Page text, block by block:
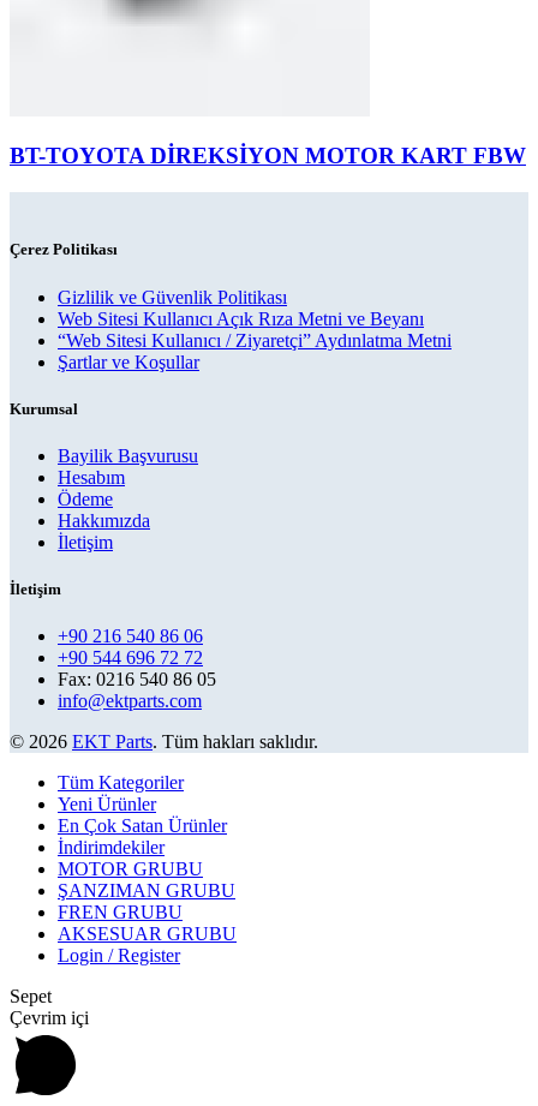
BT-TOYOTA DİREKSİYON MOTOR KART FBW
Çerez Politikası
Gizlilik ve Güvenlik Politikası
Web Sitesi Kullanıcı Açık Rıza Metni ve Beyanı
“Web Sitesi Kullanıcı / Ziyaretçi” Aydınlatma Metni
Şartlar ve Koşullar
Kurumsal
Bayilik Başvurusu
Hesabım
Ödeme
Hakkımızda
İletişim
İletişim
+90 216 540 86 06
+90 544 696 72 72
Fax: 0216 540 86 05
info@ektparts.com
© 2026 EKT Parts. Tüm hakları saklıdır.
Tüm Kategoriler
Yeni Ürünler
En Çok Satan Ürünler
İndirimdekiler
MOTOR GRUBU
ŞANZIMAN GRUBU
FREN GRUBU
AKSESUAR GRUBU
Login / Register
Sepet
Çevrim içi